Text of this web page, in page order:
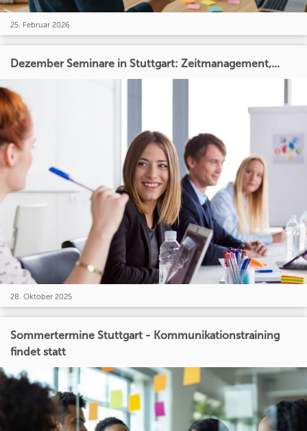
25. Februar 2026
Dezember Seminare in Stuttgart: Zeitmanagement,...
28. Oktober 2025
Sommertermine Stuttgart - Kommunikationstraining
findet statt